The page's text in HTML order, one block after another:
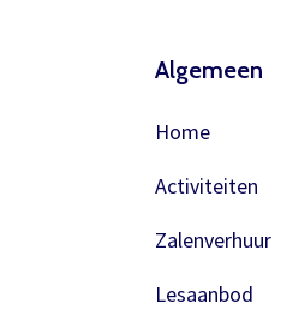
Algemeen
Home
Activiteiten
Zalenverhuur
Lesaanbod